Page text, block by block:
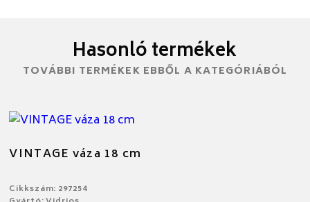
Hasonló termékek
TOVÁBBI TERMÉKEK EBBŐL A KATEGÓRIÁBÓL
VINTAGE váza 18 cm
Cikkszám: 297254